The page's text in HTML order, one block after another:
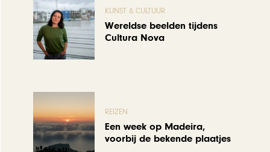
KUNST & CULTUUR
Wereldse beelden tijdens
Cultura Nova
REIZEN
Een week op Madeira,
voorbij de bekende plaatjes